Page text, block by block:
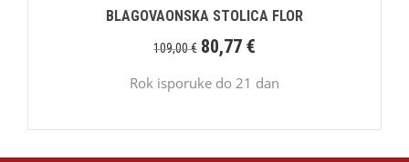
BLAGOVAONSKA STOLICA FLOR
109,00€ 80,77 €
Rok isporuke do 21 dan